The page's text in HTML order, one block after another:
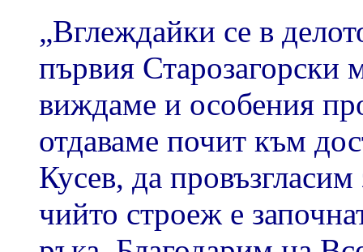
„Вглеждайки се в
първия
виждаме и особения
отдаваме почит към
Кусев, да
чийто строеж е